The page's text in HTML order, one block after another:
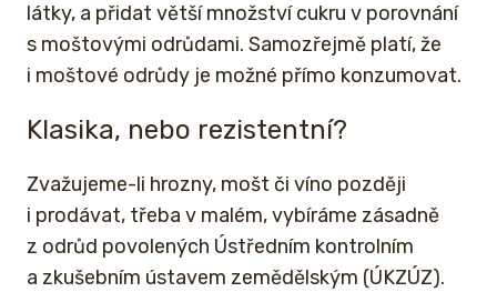
látky, a přidat větší množství cukru v porovnání
s moštovými odrůdami. Samozřejmě platí, že
i moštové odrůdy je možné přímo konzumovat.
Klasika, nebo rezistentní?
Zvažujeme-li hrozny, mošt či víno později
i prodávat, třeba v malém, vybíráme zásadně
z odrůd povolených Ústředním kontrolním
a zkušebním ústavem zemědělským (ÚKZÚZ).